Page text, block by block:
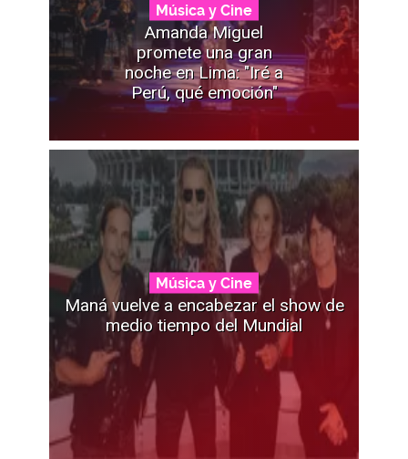
Música y Cine
Amanda Miguel
promete una gran
noche en Lima: "Iré a
Perú, qué emoción"
Música y Cine
Maná vuelve a encabezar el show de
medio tiempo del Mundial